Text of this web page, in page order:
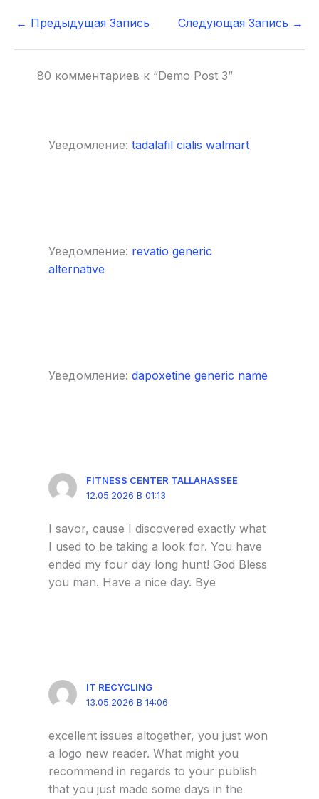
← Предыдущая Запись Следующая Запись →
80 комментариев к “Demo Post 3”
Уведомление: tadalafil cialis walmart
Уведомление: revatio generic
alternative
Уведомление: dapoxetine generic name
FITNESS CENTER TALLAHASSEE
12.05.2026 В 01:13
I savor, cause I discovered exactly what
I used to be taking a look for. You have
ended my four day long hunt! God Bless
you man. Have a nice day. Bye
IT RECYCLING
13.05.2026 В 14:06
excellent issues altogether, you just won
a logo new reader. What might you
recommend in regards to your publish
that you just made some days in the